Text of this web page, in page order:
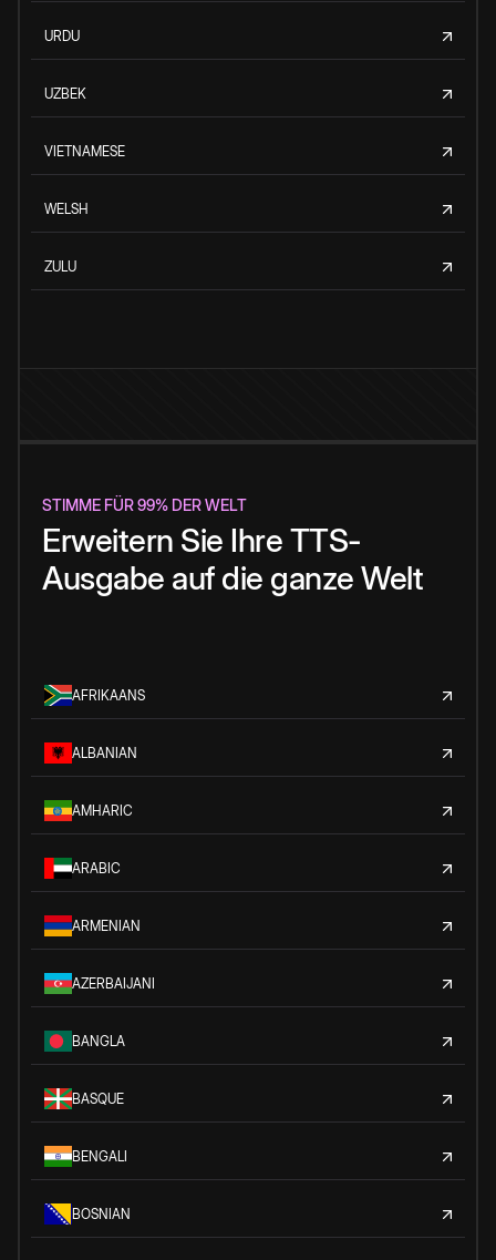
URDU
UZBEK
VIETNAMESE
WELSH
ZULU
STIMME FÜR 99% DER WELT
Erweitern Sie Ihre TTS-
Ausgabe auf die ganze Welt
AFRIKAANS
ALBANIAN
AMHARIC
ARABIC
ARMENIAN
AZERBAIJANI
BANGLA
BASQUE
BENGALI
BOSNIAN